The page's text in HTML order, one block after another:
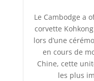
Le Cambodge a
corvette
lors d’une
en cours de
Chine, cette
les plus